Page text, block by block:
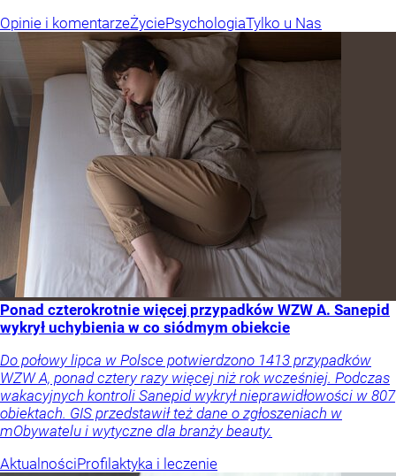
Opinie i komentarzeŻyciePsychologiaTylko u Nas
Ponad czterokrotnie więcej przypadków WZW A. Sanepid
wykrył uchybienia w co siódmym obiekcie
Do połowy lipca w Polsce potwierdzono 1413 przypadków
WZW A, ponad cztery razy więcej niż rok wcześniej. Podczas
wakacyjnych kontroli Sanepid wykrył nieprawidłowości w 807
obiektach. GIS przedstawił też dane o zgłoszeniach w
mObywatelu i wytyczne dla branży beauty.
AktualnościProfilaktyka i leczenie